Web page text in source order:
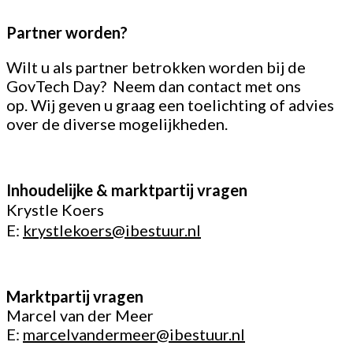
Partner worden?
Wilt u als partner betrokken worden bij de
GovTech Day? Neem dan contact met ons
op. Wij geven u graag een toelichting of advies
over de diverse mogelijkheden.
Inhoudelijke & marktpartij vragen
Krystle Koers
E: krystlekoers@ibestuur.nl
Marktpartij vragen
Marcel van der Meer
E: marcelvandermeer@ibestuur.nl